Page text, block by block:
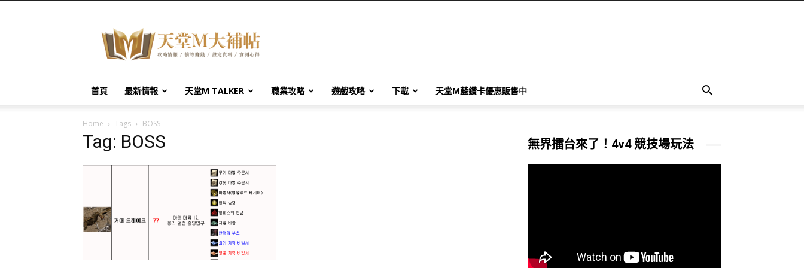
堂
M
大
帖
首頁 最新情報 天堂M TALKER 職業攻略 遊戲攻略 下載 天堂M藍鑽卡優惠販售中
Home Tags BOSS
Tag: BOSS 無界擂台來了！4v4 競技場玩法